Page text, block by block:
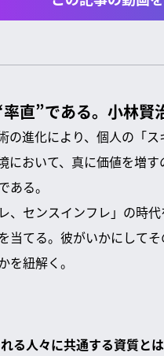
直”である。小林賢
の進化により、個人の「
において、真に価値を増
る。
、センスインフレ」の時
当てる。彼がいかにして
紐解く。
る人々に共通する資質と